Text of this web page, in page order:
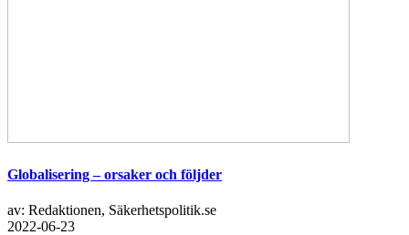
Globalisering – orsaker och följder
av: Redaktionen, Säkerhetspolitik.se
2022-06-23